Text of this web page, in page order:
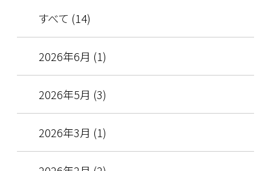
すべて (14)
2026年6月 (1)
2026年5月 (3)
2026年3月 (1)